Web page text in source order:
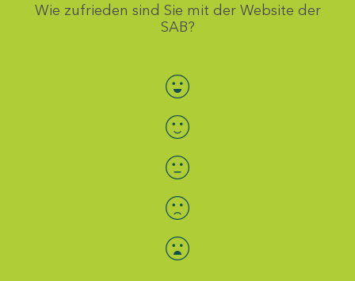
Wie zufrieden sind Sie mit der Website der
SAB?
Bewertung auswählen